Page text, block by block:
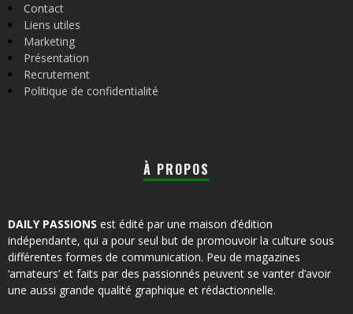
Contact
Liens utiles
Marketing
Présentation
Recrutement
Politique de confidentialité
À PROPOS
DAILY PASSIONS est édité par une maison d’édition
indépendante, qui a pour seul but de promouvoir la culture sous
différentes formes de communication. Peu de magazines
‘amateurs’ et faits par des passionnés peuvent se vanter d’avoir
une aussi grande qualité graphique et rédactionnelle.